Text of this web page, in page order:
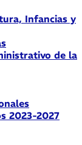
Infancias y
de la
2023-2027